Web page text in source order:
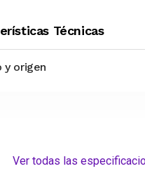
Técnicas
y origen
Ver todas las